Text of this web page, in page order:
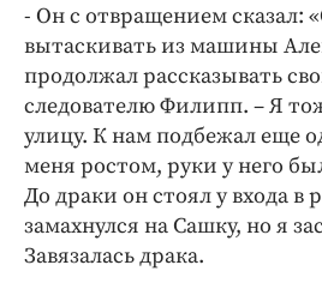
- Он с отвращением сказал:
вытаскивать из машины
продолжал рассказывать
следователю Филипп. – Я
улицу. К нам подбежал еще
меня ростом, руки у него
До драки он стоял у входа в
замахнулся на Сашку, но я
Завязалась драка.